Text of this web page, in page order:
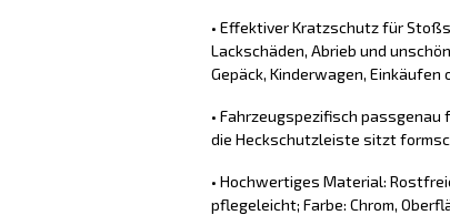
• Effektiver Kratzschutz für
Lackschäden, Abrieb und
Gepäck, Kinderwagen,
• Fahrzeugspezifisch passgenau
die Heckschutzleiste sitzt
• Hochwertiges Material:
pflegeleicht; Farbe: Chrom,